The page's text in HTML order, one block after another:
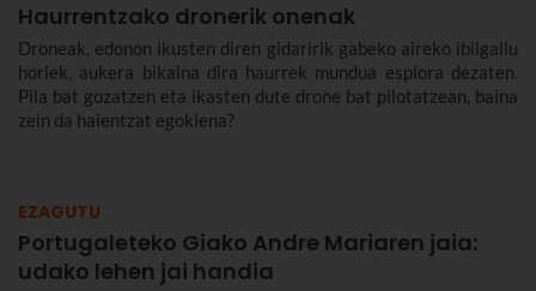
Haurrentzako dronerik onenak
Droneak, edonon ikusten diren gidaririk gabeko aireko ibilgailu
horiek, aukera bikaina dira haurrek mundua esplora dezaten.
Pila bat gozatzen eta ikasten dute drone bat pilotatzean, baina
zein da haientzat egokiena?
EZAGUTU
Portugaleteko Giako Andre Mariaren jaia:
udako lehen jai handia